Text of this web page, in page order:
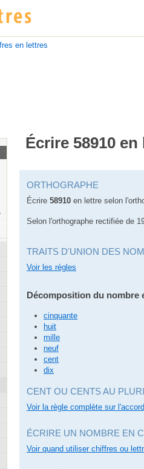
en lettres
Écrire 58910
ORTHOGRAPHE
Écrire 58910en lettre selon
Selon l'orthographe rectifiée de
TRAITS D'UNION DES
Voir les règles
Décomposition du nombre
cinquante
huit
mille
neuf
cent
dix
CENT OU CENTS AU
Voir la règle complète sur
ÉCRIRE UN NOMBRE EN
Voir quand utiliser chiffres ou